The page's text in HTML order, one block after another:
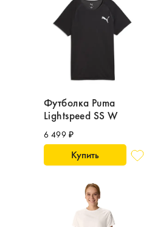
Футболка Puma
Lightspeed SS W
6 499 ₽
Купить